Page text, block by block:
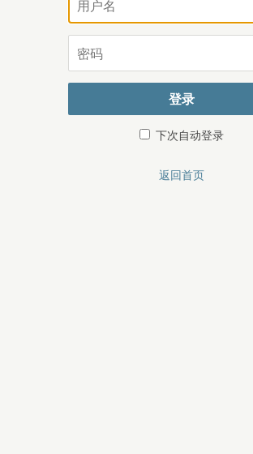
户
名
码
登录
下次自动登录
返回首页